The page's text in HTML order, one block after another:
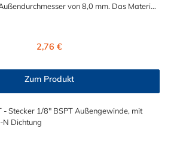
von 8,0 mm. Das Material
Regulärer Preis:
2,76 €
Zum Produkt